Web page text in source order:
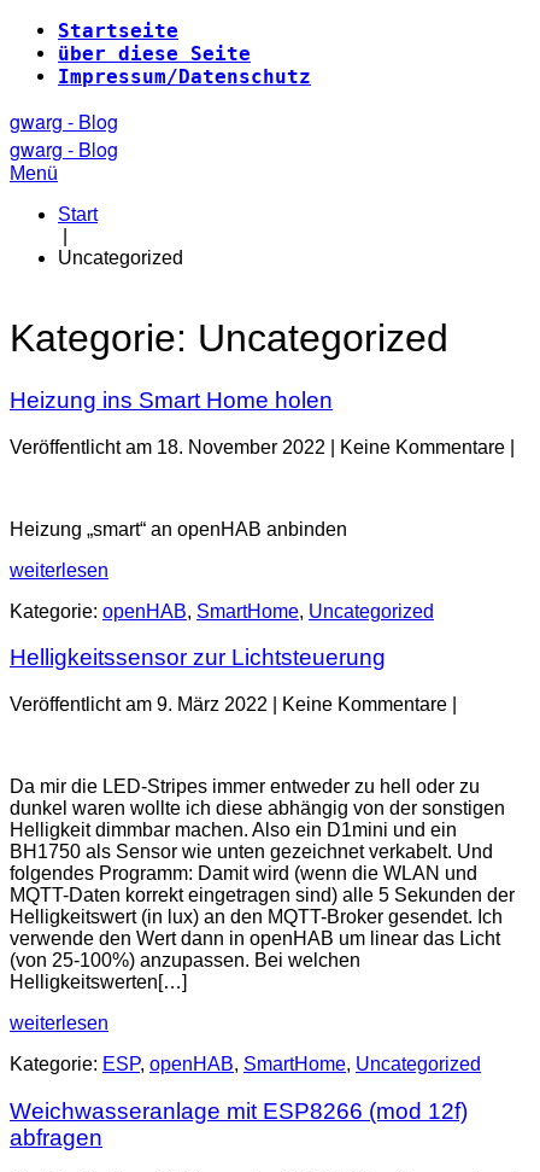
Zum
Inhalt
springen
Startseite
über diese Seite
Impressum/Datenschutz
gwarg - Blog
gwarg - Blog
Menü
Start
Uncategorized
Kategorie: Uncategorized
Heizung ins Smart Home holen
Veröffentlicht am 18. November 2022 Keine Kommentare
Smart
holen
Heizung „smart“ an openHAB anbinden
weiterlesen
Smart
holen
Kategorie: openHAB, SmartHome, Uncategorized
Helligkeitssensor zur Lichtsteuerung
Veröffentlicht am 9. März 2022 Keine Kommentare
Lichtsteuerung
Da mir die LED-Stripes immer entweder zu hell oder zu
dunkel waren wollte ich diese abhängig von der sonstigen
Helligkeit dimmbar machen. Also ein D1mini und ein
BH1750 als Sensor wie unten gezeichnet verkabelt. Und
folgendes Programm: Damit wird (wenn die WLAN und
MQTT-Daten korrekt eingetragen sind) alle 5 Sekunden der
Helligkeitswert (in lux) an den MQTT-Broker gesendet. Ich
verwende den Wert dann in openHAB um linear das Licht
(von 25-100%) anzupassen. Bei welchen
Helligkeitswerten[…]
weiterlesen
Lichtsteuerung
Kategorie: ESP, openHAB, SmartHome, Uncategorized
Weichwasseranlage mit ESP8266 (mod 12f)
abfragen